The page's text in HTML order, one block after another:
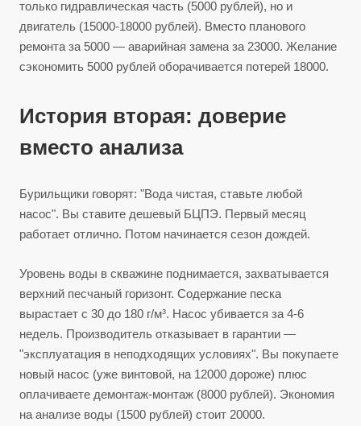
только гидравлическая часть (5000 рублей), но и
двигатель (15000-18000 рублей). Вместо планового
ремонта за 5000 — аварийная замена за 23000. Желание
сэкономить 5000 рублей оборачивается потерей 18000.
История вторая: доверие
вместо анализа
Бурильщики говорят: "Вода чистая, ставьте любой
насос". Вы ставите дешевый БЦПЭ. Первый месяц
работает отлично. Потом начинается сезон дождей.
Уровень воды в скважине поднимается, захватывается
верхний песчаный горизонт. Содержание песка
вырастает с 30 до 180 г/м³. Насос убивается за 4-6
недель. Производитель отказывает в гарантии —
"эксплуатация в неподходящих условиях". Вы покупаете
новый насос (уже винтовой, на 12000 дороже) плюс
оплачиваете демонтаж-монтаж (8000 рублей). Экономия
на анализе воды (1500 рублей) стоит 20000.